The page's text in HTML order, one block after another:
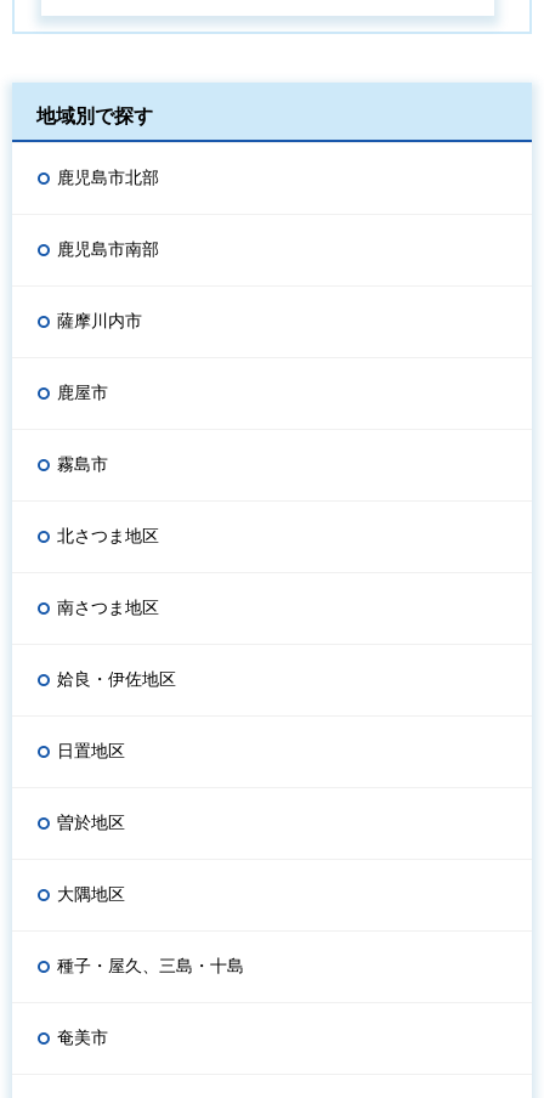
地域別で探す
鹿児島市北部
鹿児島市南部
薩摩川内市
鹿屋市
霧島市
北さつま地区
南さつま地区
姶良・伊佐地区
日置地区
曽於地区
大隅地区
種子・屋久、三島・十島
奄美市